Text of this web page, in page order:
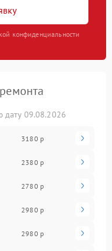
конфиденциальности
дату 09.08.2026
3180 р
2380 р
2780 р
2980 р
2980 р